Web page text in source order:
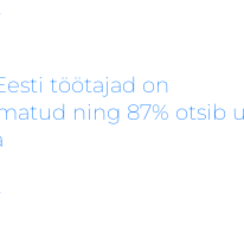
töötajad on
ning 87% otsib